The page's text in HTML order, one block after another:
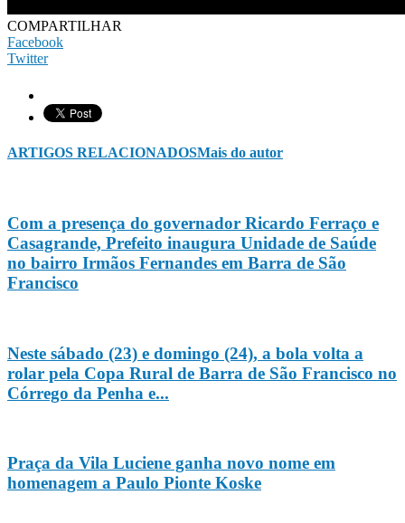
COMPARTILHAR
Facebook
Twitter
ARTIGOS RELACIONADOSMais do autor
Com a presença do governador Ricardo Ferraço e
Casagrande, Prefeito inaugura Unidade de Saúde
no bairro Irmãos Fernandes em Barra de São
Francisco
Neste sábado (23) e domingo (24), a bola volta a
rolar pela Copa Rural de Barra de São Francisco no
Córrego da Penha e...
Praça da Vila Luciene ganha novo nome em
homenagem a Paulo Pionte Koske